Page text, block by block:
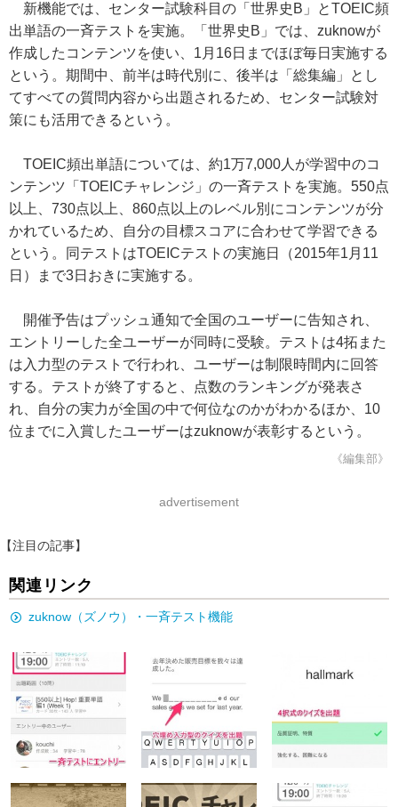
新機能では、センター試験科目の「世界史B」とTOEIC頻
出単語の一斉テストを実施。「世界史B」では、zuknowが
作成したコンテンツを使い、1月16日までほぼ毎日実施する
という。期間中、前半は時代別に、後半は「総集編」とし
てすべての質問内容から出題されるため、センター試験対
策にも活用できるという。
TOEIC頻出単語については、約1万7,000人が学習中のコ
ンテンツ「TOEICチャレンジ」の一斉テストを実施。550点
以上、730点以上、860点以上のレベル別にコンテンツが分
かれているため、自分の目標スコアに合わせて学習できる
という。同テストはTOEICテストの実施日（2015年1月11
日）まで3日おきに実施する。
開催予告はプッシュ通知で全国のユーザーに告知され、
エントリーした全ユーザーが同時に受験。テストは4拓また
は入力型のテストで行われ、ユーザーは制限時間内に回答
する。テストが終了すると、点数のランキングが発表さ
れ、自分の実力が全国の中で何位なのかがわかるほか、10
位までに入賞したユーザーはzuknowが表彰するという。
《編集部》
advertisement
【注目の記事】
関連リンク
zuknow（ズノウ）・一斉テスト機能